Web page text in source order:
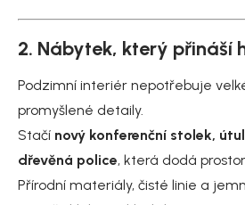
2. Nábytek, který přináší
Podzimní interiér nepotřebuje
promyšlené detaily.
Stačí nový konferenční stolek,
dřevěná police, která dodá
Přírodní materiály, čisté linie a